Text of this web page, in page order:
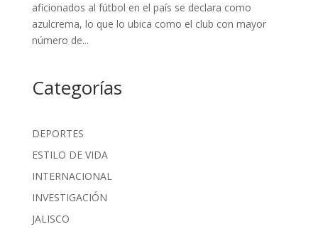
aficionados al fútbol en el país se declara como
azulcrema, lo que lo ubica como el club con mayor
número de...
Categorías
DEPORTES
ESTILO DE VIDA
INTERNACIONAL
INVESTIGACIÓN
JALISCO